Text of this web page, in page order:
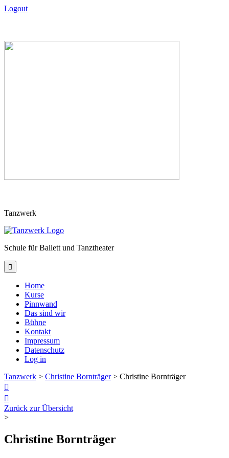
Logout
to
Tanzwerk
Schule für Ballett und Tanztheater

Home
Kurse
Pinnwand
Das sind wir
Bühne
Kontakt
Impressum
Datenschutz
Log in
Tanzwerk > Christine Bornträger> Christine Bornträger


Zurück zur Übersicht
>
Christine Bornträger